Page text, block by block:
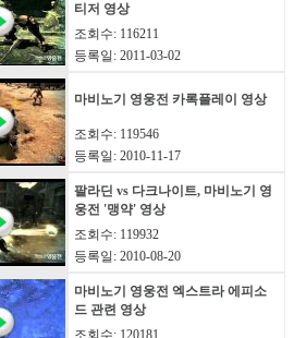
티저 영상
조회수: 116211
등록일: 2011-03-02
마비노기 영웅전 카록플레이 영상
조회수: 119546
등록일: 2010-11-17
팔라딘 vs 다크나이트, 마비노기 영
웅전 '맹약' 영상
조회수: 119932
등록일: 2010-08-20
마비노기 영웅전 엑스트라 에피소
드 관련 영상
조회수: 120181